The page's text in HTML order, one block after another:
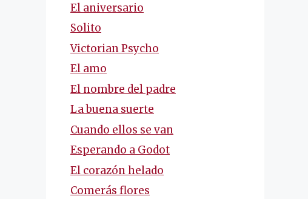
El aniversario
Solito
Victorian Psycho
El amo
El nombre del padre
La buena suerte
Cuando ellos se van
Esperando a Godot
El corazón helado
Comerás flores